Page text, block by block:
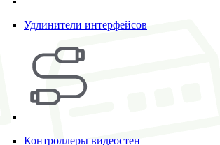
Удлинители интерфейсов
Контроллеры видеостен